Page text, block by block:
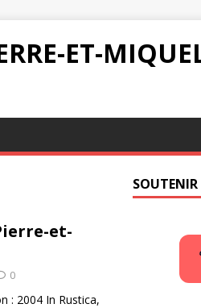
ET-
et-
0
: 2004 In Rustica,